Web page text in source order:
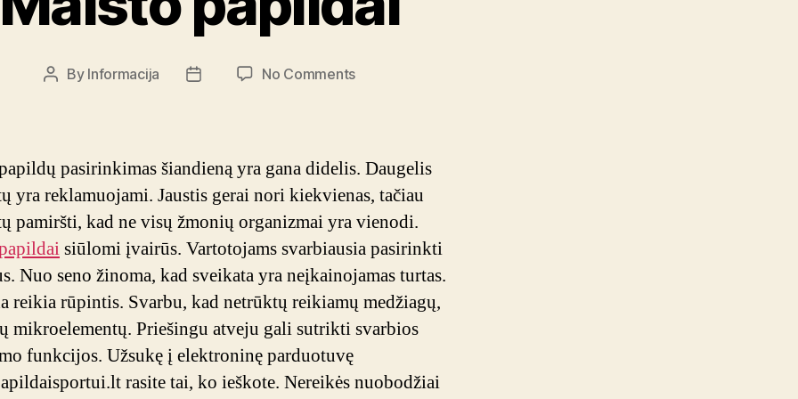
Post
By Informacija
Post
No Commentson
pasirinkimas šiandieną yra gana didelis. Daugelis
yra reklamuojami. Jaustis gerai nori kiekvienas, tačiau
pamiršti, kad ne visų žmonių organizmai yra vienodi.
siūlomi įvairūs. Vartotojams svarbiausia pasirinkti
Nuo seno žinoma, kad sveikata yra neįkainojamas turtas.
reikia rūpintis. Svarbu, kad netrūktų reikiamų medžiagų,
mikroelementų. Priešingu atveju gali sutrikti svarbios
funkcijos. Užsukę į elektroninę parduotuvę
rasite tai, ko ieškote. Nereikės nuobodžiai